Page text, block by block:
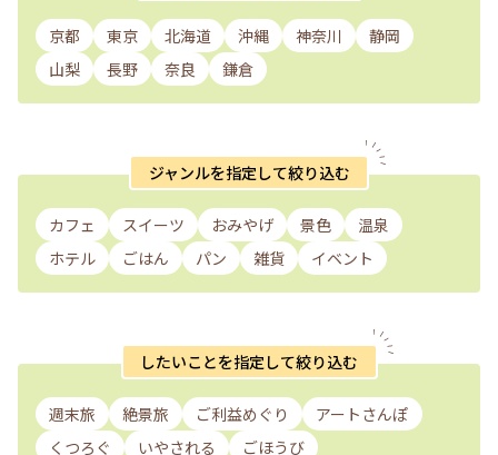
京都 東京 北海道 沖縄 神奈川
静岡
山梨
長野 奈良 鎌倉
ジャンルを指定して絞り込む
カフェ スイーツ おみやげ 景色
温泉
ホテル
ごはん パン 雑貨 イベント
したいことを指定して絞り込む
週末旅 絶景旅 ご利益めぐり
アートさんぽ
くつろぐ
いやされる ごほうび